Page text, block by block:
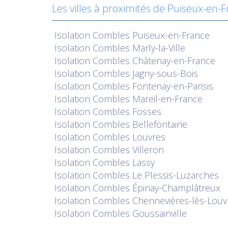
Les villes à proximités de Puiseux-en-
Isolation Combles Puiseux-en-France
Isolation Combles Marly-la-Ville
Isolation Combles Châtenay-en-France
Isolation Combles Jagny-sous-Bois
Isolation Combles Fontenay-en-Parisis
Isolation Combles Mareil-en-France
Isolation Combles Fosses
Isolation Combles Bellefontaine
Isolation Combles Louvres
Isolation Combles Villeron
Isolation Combles Lassy
Isolation Combles Le Plessis-Luzarches
Isolation Combles Épinay-Champlâtreux
Isolation Combles Chennevières-lès-
Isolation Combles Goussainville